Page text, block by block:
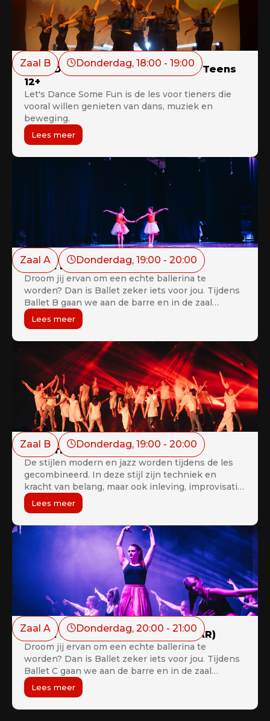
Zaal B Donderdag, 18:00 - 19:00
Let's Dance Some Fun Juniors & Teens
12+
Let's Dance Some Fun is de les voor tieners die
vooral willen genieten van dans, muziek en
beweging.
Lees meer
Zaal A Donderdag, 19:00 - 20:00
Ballet B (4de – 6de leerjaar)
Droom jij ervan om een echte ballerina te
worden? Dan is Ballet zeker iets voor jou. Tijdens
Ballet B gaan we aan de barre en in de zaal
werken aan sierlijkheid, lichaamshouding,
voetposities, lenigheid, techniek,… “Life without
ballet would be pointless”
Lees meer
Zaal B Donderdag, 19:00 - 20:00
Modern Adults
De stijlen modern en jazz worden tijdens de les
gecombineerd. In deze stijl zijn techniek en
kracht van belang, maar ook inleving, improvisatie
en creativiteit. Sprongen, draaien, floorwork,
muziek en teksten zullen voor jou geen geheimen
meer kennen. De les is geschikt voor beginners
en gevorderden.
Lees meer
Zaal A Donderdag, 20:00 - 21:00
Ballet C (VANAF 1STE MIDDELBAAR)
Droom jij ervan om een echte ballerina te
worden? Dan is Ballet zeker iets voor jou. Tijdens
Ballet C gaan we aan de barre en in de zaal
werken aan sierlijkheid, lichaamshouding,
voetposities, lenigheid, techniek,… Ook dansen op
pointes is in deze les mogelijk. “Life without ballet
Lees meer